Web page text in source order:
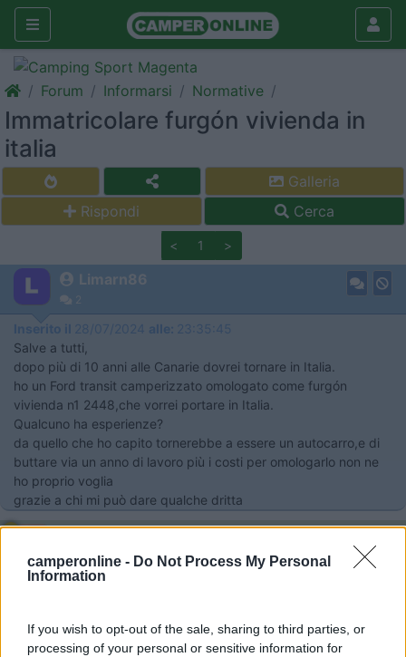
camperonline - Do Not Process My Personal
Information
If you wish to opt-out of the sale, sharing to third parties, or
processing of your personal or sensitive information for
Forum Informarsi Normative
Immatricolare furgón vivienda in
italia
Galleria
Rispondi
Cerca
< 1 >
Limarn86
2
Inserito il 28/07/2024 alle: 23:35:45
Salve a tutti,
dopo più di 10 anni alle Canarie dovrei tornare in Italia.
ho un Ford transit camperizzato omologato come furgón
vivienda n1 2448,che vorrei portare in Italia.
Qualcuno ha esperienze?
da quello che ho capito tornerebbe a essere un autocarro,e di
buttare via un anno di lavoro più i costi per omologarlo non ne
ho proprio voglia
grazie a chi mi può dare qualche dritta
17
29162
Inserito il29/07/2024
Salve a tutti, dopo più di 10 anni alle Canarie dovrei tornare in Italia. ho